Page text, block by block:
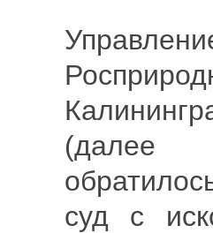
(далее
суд с